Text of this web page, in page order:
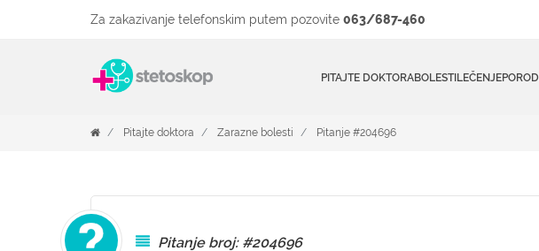
Za zakazivanje telefonskim putem pozovite 063/687-460
PITAJTE DOKTORABOLESTILEČENJE
Pitajte doktora Zarazne bolesti Pitanje #204696
Pitanje broj: #204696